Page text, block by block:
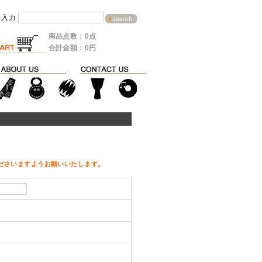
力
商品点数：0点
合計金額：0円
いますようお願いいたします。